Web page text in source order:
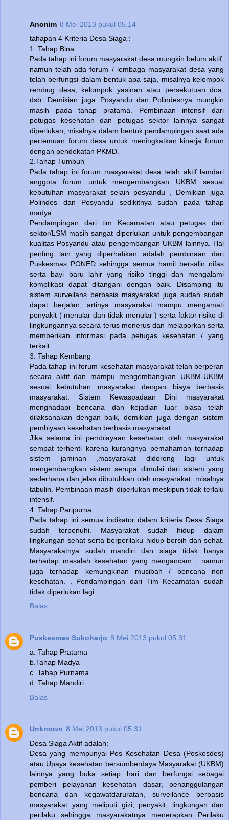
Anonim 8 Mei 2013 pukul 05.14
tahapan 4 Kriteria Desa Siaga :
1. Tahap Bina
Pada tahap ini forum masyarakat desa mungkin belum aktif,
namun telah ada forum / lembaga masyarakat desa yang
telah berfungsi dalam bentuk apa saja, misalnya kelompok
rembug desa, kelompok yasinan atau persekutuan doa,
dsb. Demikian juga Posyandu dan Polindesnya mungkin
masih pada tahap pratama. Pembinaan intensif dari
petugas kesehatan dan petugas sektor lainnya sangat
diperlukan, misalnya dalam bentuk pendampingan saat ada
pertemuan forum desa untuk meningkatkan kinerja forum
dengan pendekatan PKMD.
2.Tahap Tumbuh
Pada tahap ini forum masyarakat desa telah aktif lamdari
anggota forum untuk mengembangkan UKBM sesuai
kebutuhan masyarakat selain posyandu , Demikian juga
Polindes dan Posyandu sedikitnya sudah pada tahap
madya.
Pendampingan dari tim Kecamatan atau petugas dari
sektor/LSM masih sangat diperlukan untuk pengembangan
kualitas Posyandu atau pengembangan UKBM lainnya. Hal
penting lain yang diperhatikan adalah pembinaan dari
Puskesmas PONED sehingga semua hamil bersalin nifas
serta bayi baru lahir yang risiko tinggi dan mengalami
komplikasi dapat ditangani dengan baik. Disamping itu
sistem surveilans berbasis masyarakat juga sudah sudah
dapat berjalan, artinya masyarakat mampu mengamati
penyakit ( menular dan tidak menular ) serta faktor risiko di
lingkungannya secara terus menerus dan melaporkan serta
memberikan informasi pada petugas kesehatan / yang
terkait.
3. Tahap Kembang
Pada tahap ini forum kesehatan masyarakat telah berperan
secara aktif dan mampu mengembangkan UKBM-UKBM
sesuai kebutuhan masyarakat dengan biaya berbasis
masyarakat. Sistem Kewaspadaan Dini masyarakat
menghadapi bencana dan kejadian luar biasa telah
dilaksanakan dengan baik, demikian juga dengan sistem
pembiyaan kesehatan berbasis masyarakat.
Jika selama ini pembiayaan kesehatan oleh masyarakat
sempat terhenti karena kurangnya pemahaman terhadap
sistem jaminan ,masyarakat didorong lagi untuk
mengembangkan sistem serupa dimulai dari sistem yang
sederhana dan jelas dibutuhkan oleh masyarakat, misalnya
tabulin. Pembinaan masih diperlukan meskipun tidak terlalu
intensif.
4. Tahap Paripurna
Pada tahap ini semua indikator dalam kriteria Desa Siaga
sudah terpenuhi. Masyarakat sudah hidup dalam
lingkungan sehat serta berperilaku hidup bersih dan sehat.
Masyarakatnya sudah mandiri dan siaga tidak hanya
terhadap masalah kesehatan yang mengancam , namun
juga terhadap kemungkinan musibah / bencana non
kesehatan. . Pendampingan dari Tim Kecamatan sudah
tidak diperlukan lagi.
Balas
Puskesmas Sukoharjo 8 Mei 2013 pukul 05.31
a. Tahap Pratama
b.Tahap Madya
c. Tahap Purnama
d. Tahap Mandiri
Balas
Unknown 8 Mei 2013 pukul 05.31
Desa Siaga Aktif adalah:
Desa yang mempunyai Pos Kesehatan Desa (Poskesdes)
atau Upaya kesehatan bersumberdaya Masyarakat (UKBM)
lainnya yang buka setiap hari dan berfungsi sebagai
pemberi pelayanan kesehatan dasar, penanggulangan
bencana dan kegawatdaruratan, surveilance berbasis
masyarakat yang meliputi gizi, penyakit, lingkungan dan
perilaku sehingga masyarakatnya menerapkan Perilaku